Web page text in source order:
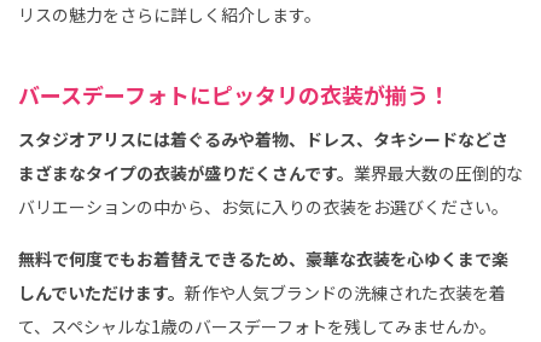
リスの魅力をさらに詳しく紹介します。
バースデーフォトにピッタリの衣装が揃う！
スタジオアリスには着ぐるみや着物、ドレス、タキシードなどさ
まざまなタイプの衣装が盛りだくさんです。 業界最大数の圧倒的な
バリエーションの中から、お気に入りの衣装をお選びください。
無料で何度でもお着替えできるため、豪華な衣装を心ゆくまで楽
しんでいただけます。 新作や人気ブランドの洗練された衣装を着
て、スペシャルな1歳のバースデーフォトを残してみませんか。